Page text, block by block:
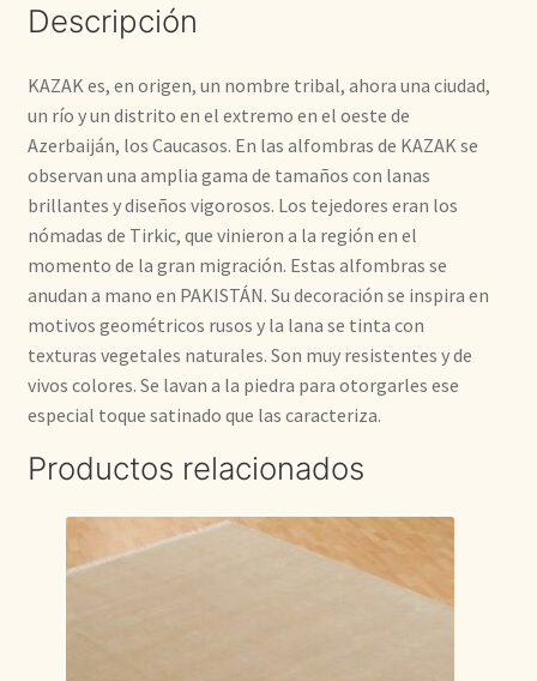
Descripción
KAZAK es, en origen, un nombre tribal, ahora una ciudad,
un río y un distrito en el extremo en el oeste de
Azerbaiján, los Caucasos. En las alfombras de KAZAK se
observan una amplia gama de tamaños con lanas
brillantes y diseños vigorosos. Los tejedores eran los
nómadas de Tirkic, que vinieron a la región en el
momento de la gran migración. Estas alfombras se
anudan a mano en PAKISTÁN. Su decoración se inspira en
motivos geométricos rusos y la lana se tinta con
texturas vegetales naturales. Son muy resistentes y de
vivos colores. Se lavan a la piedra para otorgarles ese
especial toque satinado que las caracteriza.
Productos relacionados